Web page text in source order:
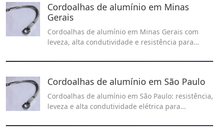
Cordoalhas de alumínio em Minas
Gerais
Cordoalhas de alumínio em Minas Gerais com
leveza, alta condutividade e resistência para
usos e vantagens no nosso artigo!
Cordoalhas de alumínio em São Paulo
Cordoalhas de alumínio em São Paulo: resistência,
leveza e alta condutividade elétrica para
industriais com qualidade e durabilidade.